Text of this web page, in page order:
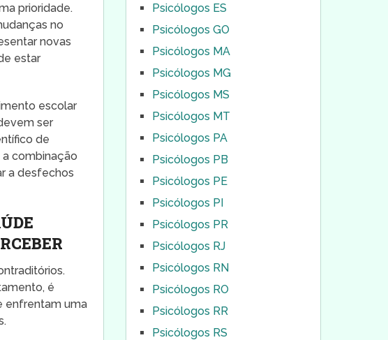
prioridade.
no
novas
estar
escolar
ser
de
combinação
a desfechos
é
enfrentam uma
Psicólogos ES
Psicólogos GO
Psicólogos MA
Psicólogos MG
Psicólogos MS
Psicólogos MT
Psicólogos PA
Psicólogos PB
Psicólogos PE
Psicólogos PI
Psicólogos PR
Psicólogos RJ
Psicólogos RN
Psicólogos RO
Psicólogos RR
Psicólogos RS